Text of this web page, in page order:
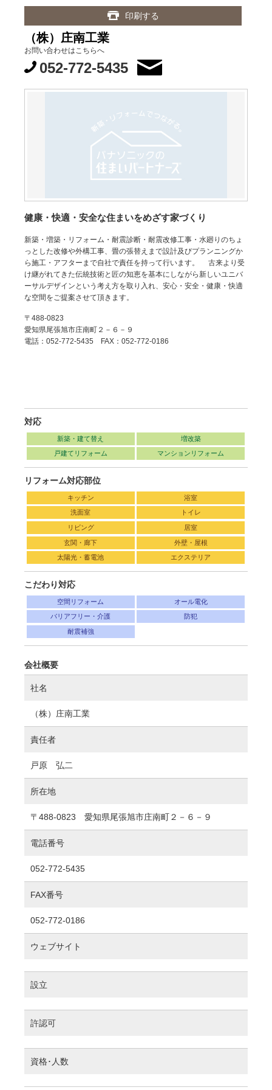
（株）庄南工業
お問い合わせはこちらへ
052-772-5435
健康・快適・安全な住まいをめざす家づくり
新築・増築・リフォーム・耐震診断・耐震改修工事・水廻りのちょ
っとした改修や外構工事、畳の張替えまで設計及びプランニングか
ら施工・アフターまで自社で責任を持って行います。 古来より受
け継がれてきた伝統技術と匠の知恵を基本にしながら新しいユニバ
ーサルデザインという考え方を取り入れ、安心・安全・健康・快適
な空間をご提案させて頂きます。
〒488-0823
愛知県尾張旭市庄南町２－６－９
電話：052-772-5435 FAX：052-772-0186
対応
新築・建て替え 増改築
戸建てリフォーム マンションリフォーム
リフォーム対応部位
キッチン 浴室
洗面室 トイレ
リビング 居室
玄関・廊下 外壁・屋根
太陽光・蓄電池 エクステリア
こだわり対応
空間リフォーム オール電化
バリアフリー・介護 防犯
耐震補強
会社概要
社名
（株）庄南工業
責任者
戸原 弘二
所在地
〒488-0823 愛知県尾張旭市庄南町２－６－９
電話番号
052-772-5435
FAX番号
052-772-0186
ウェブサイト
設立
許認可
資格･人数
印刷する